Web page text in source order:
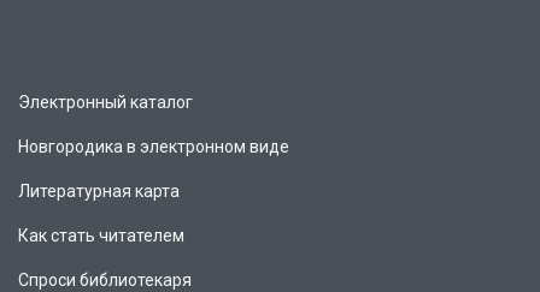
Электронный каталог
Новгородика в электронном виде
Литературная карта
Как стать читателем
Спроси библиотекаря